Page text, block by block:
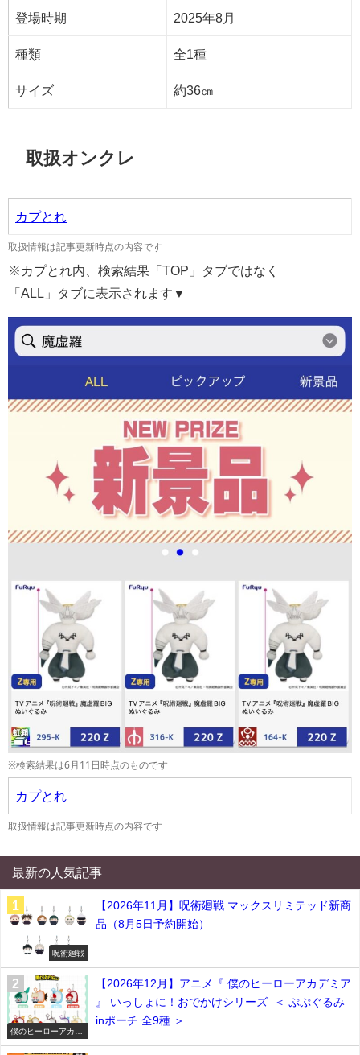
登場時期 2025年8月
種類 全1種
サイズ 約36㎝
取扱オンクレ
カプとれ
取扱情報は記事更新時点の内容です
※カプとれ内、検索結果「TOP」タブではなく
「ALL」タブに表示されます▼
※検索結果は6月11日時点のものです
カプとれ
取扱情報は記事更新時点の内容です
最新の人気記事
呪術廻戦
【2026年11月】呪術廻戦 マックスリミテッド新商
品（8月5日予約開始）
僕のヒーローアカデ
ミア
【2026年12月】アニメ『 僕のヒーローアカデミア
』 いっしょに！おでかけシリーズ ＜ ぷぷぐるみ
inポーチ 全9種 ＞